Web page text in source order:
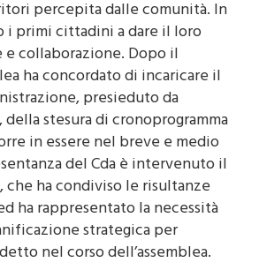
percepita dalle comunità. In
i primi cittadini a dare il loro
collaborazione. Dopo il
ha concordato di incaricare il
presieduto da
della stesura di cronoprogramma
in essere nel breve e medio
del Cda è intervenuto il
ha condiviso le risultanze
ha rappresentato la necessità
strategica per
nel corso dell’assemblea.